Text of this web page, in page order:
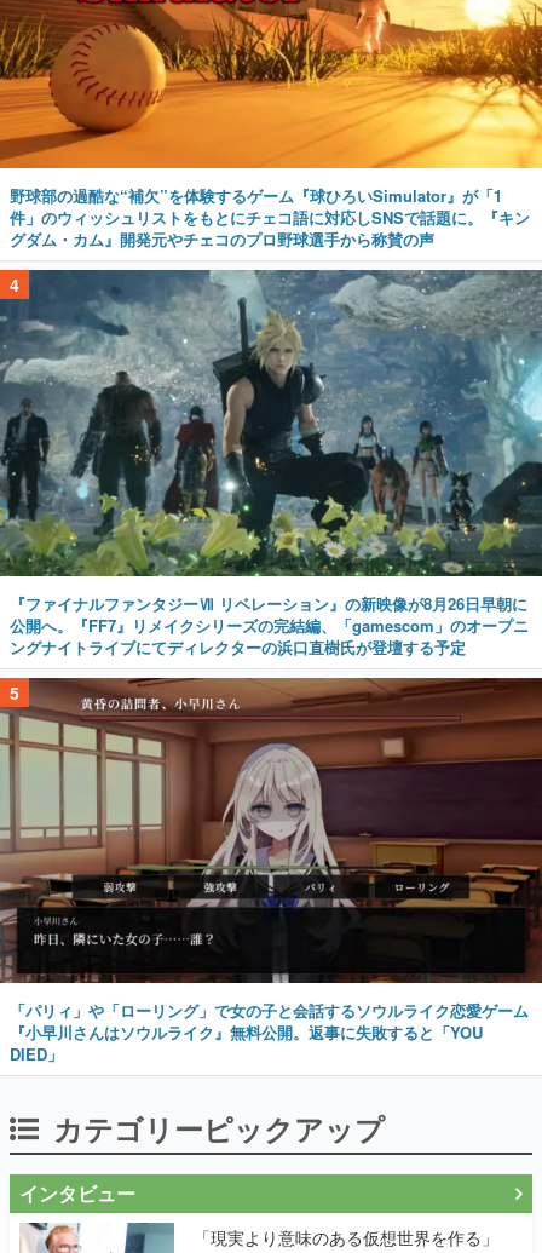
野球部の過酷な“補欠”を体験するゲーム『球ひろいSimulator』が「1
件」のウィッシュリストをもとにチェコ語に対応しSNSで話題に。『キン
グダム・カム』開発元やチェコのプロ野球選手から称賛の声
4
『ファイナルファンタジーⅦ リベレーション』の新映像が8月26日早朝に
公開へ。『FF7』リメイクシリーズの完結編、「gamescom」のオープニ
ングナイトライブにてディレクターの浜口直樹氏が登壇する予定
5
「パリィ」や「ローリング」で女の子と会話するソウルライク恋愛ゲーム
『小早川さんはソウルライク』無料公開。返事に失敗すると「YOU
DIED」
カテゴリーピックアップ
インタビュー
「現実より意味のある仮想世界を作る」